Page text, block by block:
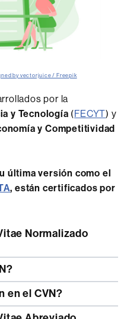
by vectorjuice / Freepik
por la
y Tecnología (FECYT) y
y Competitividad
última versión como el
, están certificados por
en el CVN?